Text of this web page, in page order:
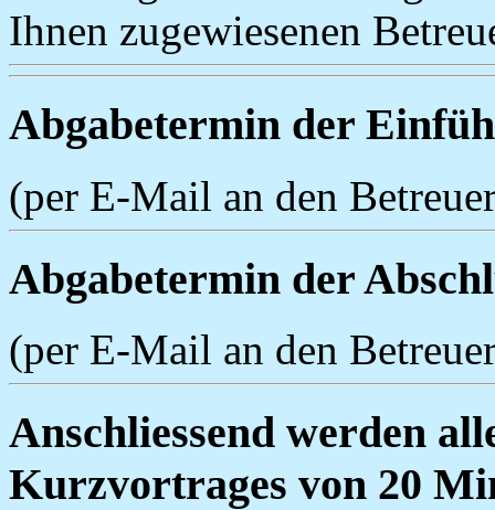
Ihnen zugewiesenen
Abgabetermin der
(per E-Mail an den
Abgabetermin der
(per E-Mail an den
Anschliessend werden
Kurzvortrages von 20